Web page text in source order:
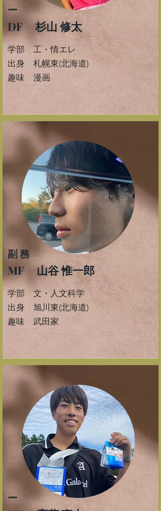
ー
DF 杉山 修太
学部 工・情エレ
​出身 札幌東(北海道)
​趣味 漫画
副務
MF 山谷 惟一郎
学部 文・人文科学
​出身 旭川東(北海道)
​趣味 武田家
ー